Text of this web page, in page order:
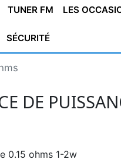
TUNER FM LES
SÉCURITÉ
DE
0.15 ohms 1-2w